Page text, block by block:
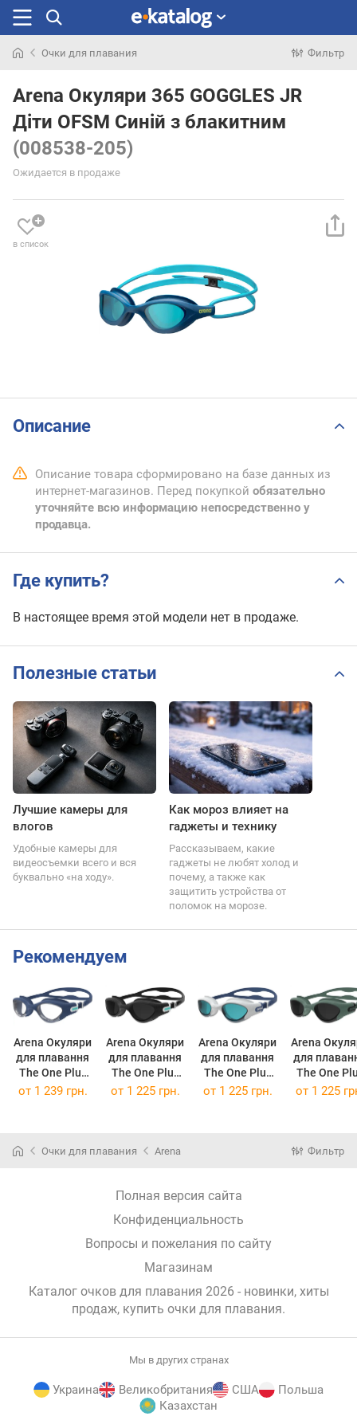
раньше
Очки для плавания Фильтр
Arena Окуляри 365 GOGGLES JR
Діти OFSM Синій з блакитним
(008538-205)
Ожидается в продаже
в список
Описание
Описание товара сформировано на базе данных из
интернет-магазинов. Перед покупкой обязательно
уточняйте всю информацию непосредственно у
продавца.
Где купить?
В настоящее время этой модели нет в продаже.
Полезные статьи
Лучшие камеры для
влогов
Удобные камеры для
видеосъемки всего и вся
буквально «на ходу».
Как мороз влияет на
гаджеты и технику
Рассказываем, какие
гаджеты не любят холод и
почему, а также как
защитить устройства от
поломок на морозе.
Рекомендуем
Arena Окуляри
для плавання
The One Plus
Blue OFSM
Arena Окуляри
для плавання
The One Plus
Black/Silver
Arena Окуляри
для плавання
The One Plus
Blue/White
Arena
для
The One
Dark
(008540-
от 1 239 грн. от 1 225 грн. от 1 225 грн. от 1 225
Очки для плавания Arena Фильтр
Полная версия сайта
Конфиденциальность
Вопросы и пожелания по сайту
Магазинам
Каталог очков для плавания 2026 - новинки, хиты
продаж, купить очки для плавания.
Мы в других странах
Украина Великобритания США
Польша
Казахстан